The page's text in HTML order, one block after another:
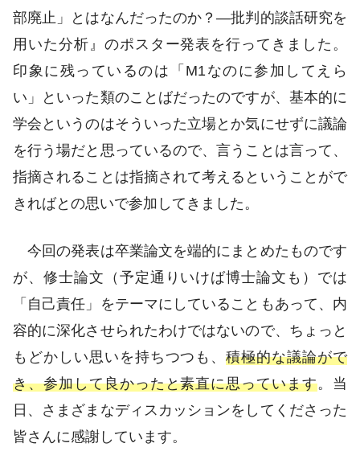
部廃止」とはなんだったのか？―批判的談話研究を
用いた分析』のポスター発表を行ってきました。
印象に残っているのは「M1なのに参加してえら
い」といった類のことばだったのですが、基本的に
学会というのはそういった立場とか気にせずに議論
を行う場だと思っているので、言うことは言って、
指摘されることは指摘されて考えるということがで
きればとの思いで参加してきました。
今回の発表は卒業論文を端的にまとめたものです
が、修士論文（予定通りいけば博士論文も）では
「自己責任」をテーマにしていることもあって、内
容的に深化させられたわけではないので、ちょっと
もどかしい思いを持ちつつも、積極的な議論がで
き、参加して良かったと素直に思っています。当
日、さまざまなディスカッションをしてくださった
皆さんに感謝しています。